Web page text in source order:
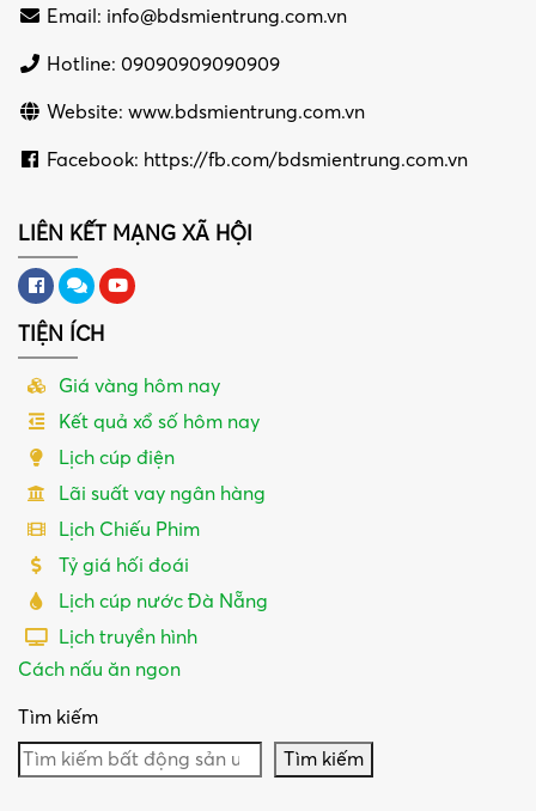
Email: info@bdsmientrung.com.vn
Hotline: 09090909090909
Website: www.bdsmientrung.com.vn
Facebook: https://fb.com/bdsmientrung.com.vn
LIÊN KẾT MẠNG XÃ HỘI
TIỆN ÍCH
Giá vàng hôm nay
Kết quả xổ số hôm nay
Lịch cúp điện
Lãi suất vay ngân hàng
Lịch Chiếu Phim
Tỷ giá hối đoái
Lịch cúp nước Đà Nẵng
Lịch truyền hình
Cách nấu ăn ngon
Tìm kiếm
Tìm kiếm